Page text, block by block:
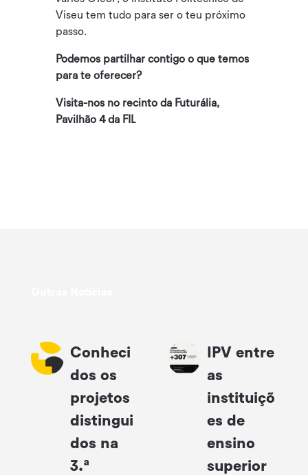
Viseu tem tudo para ser o teu próximo
passo.
Podemos partilhar contigo o que temos
para te oferecer?
Visita-nos no recinto da Futurália,
Pavilhão 4 da FIL
Conheci
dos os
projetos
distingui
dos na
3.ª
IPV entre
as
instituiçõ
es de
ensino
superior